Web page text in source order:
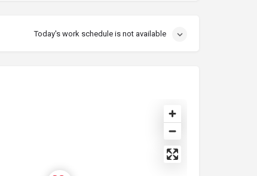
Today's work schedule is not available